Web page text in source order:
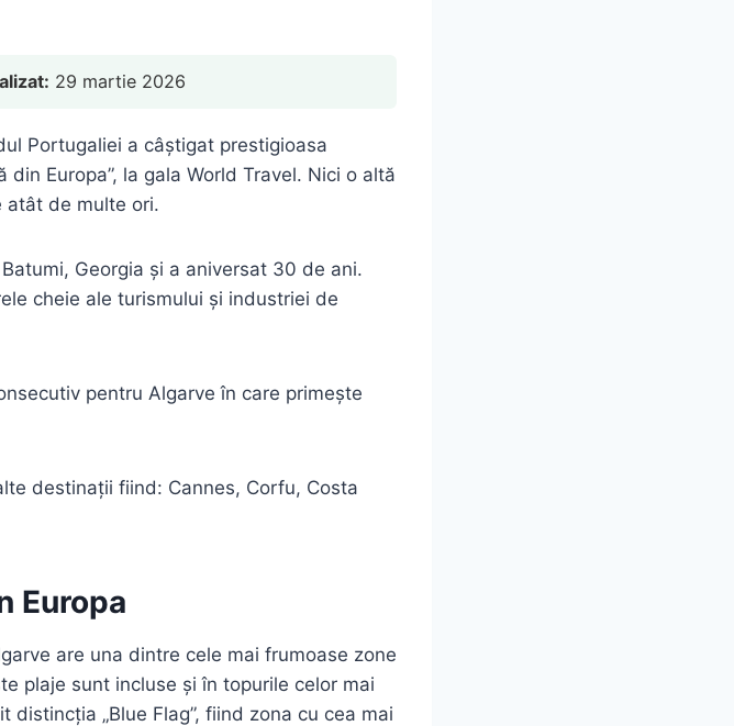
29 martie 2026
Portugaliei a câștigat prestigioasa
Europa”, la gala World Travel. Nici o altă
atât de multe ori.
Georgia și a aniversat 30 de ani.
cheie ale turismului și industriei de
pentru Algarve în care primește
destinații fiind: Cannes, Corfu, Costa
Europa
are una dintre cele mai frumoase zone
plaje sunt incluse și în topurile celor mai
„Blue Flag”, fiind zona cu cea mai